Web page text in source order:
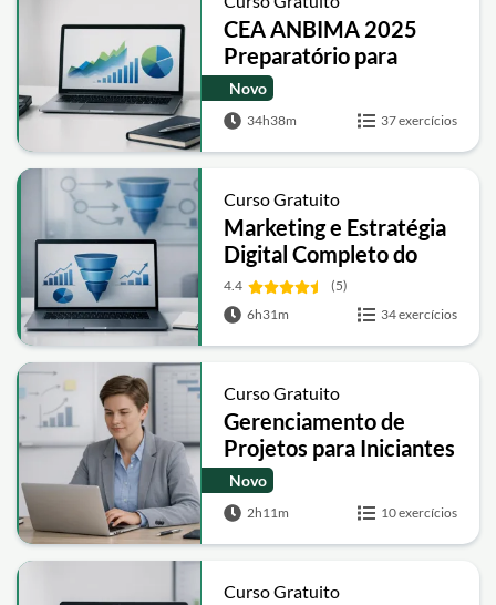
CEA ANBIMA 2025
Preparatório para
Certificação
Novo
34h38m 37 exercícios
Curso Gratuito
Marketing e Estratégia
Digital Completo do
Básico ao Avançado
4.4
(5)
6h31m
34 exercícios
Curso Gratuito
Gerenciamento de
Projetos para Iniciantes
PMI e PMBOK
Novo
2h11m 10 exercícios
Curso Gratuito